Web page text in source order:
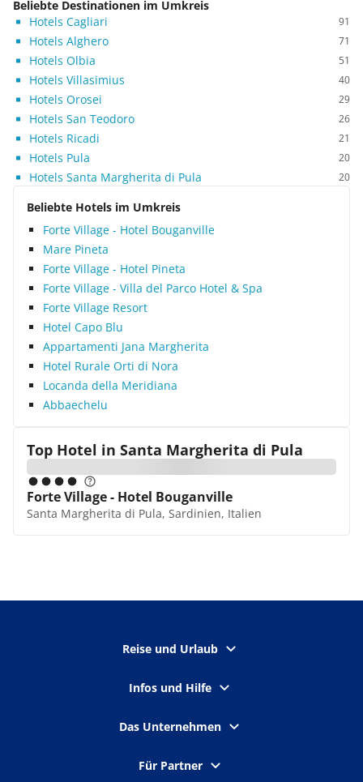
Beliebte Destinationen im Umkreis
Hotels Cagliari
91
Hotels Alghero 71
Hotels Olbia 51
Hotels Villasimius 40
Hotels Orosei 29
Hotels San Teodoro 26
Hotels Ricadi 21
Hotels Pula 20
Hotels Santa Margherita di Pula 20
Beliebte Hotels im Umkreis
Forte Village - Hotel Bouganville
Mare Pineta
Forte Village - Hotel Pineta
Forte Village - Villa del Parco Hotel & Spa
Forte Village Resort
Hotel Capo Blu
Appartamenti Jana Margherita
Hotel Rurale Orti di Nora
Locanda della Meridiana
Abbaechelu
Top Hotel in Santa Margherita di Pula
Forte Village - Hotel Bouganville
Santa Margherita di Pula, Sardinien, Italien
Reise und Urlaub
Infos und Hilfe
Das Unternehmen
Für Partner